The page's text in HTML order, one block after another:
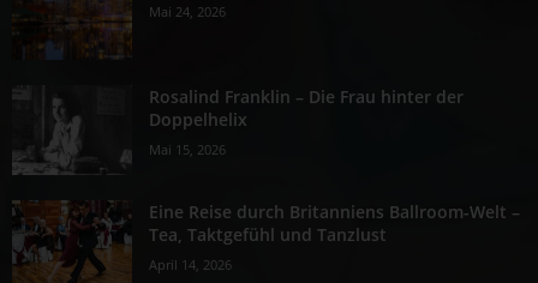
Mai 24, 2026
Rosalind Franklin – Die Frau hinter der
Doppelhelix
Mai 15, 2026
Eine Reise durch Britanniens Ballroom-Welt –
Tea, Taktgefühl und Tanzlust
April 14, 2026